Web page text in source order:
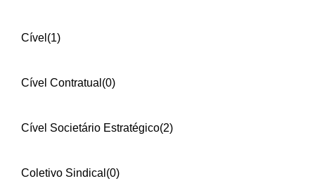
Cível (1)
Cível Contratual (0)
Cível Societário Estratégico(2)
Coletivo Sindical (0)